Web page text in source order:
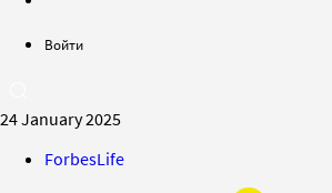
Войти
24 January 2025
ForbesLife